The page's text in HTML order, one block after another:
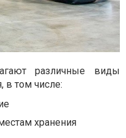
различные виды
в том числе:
хранения